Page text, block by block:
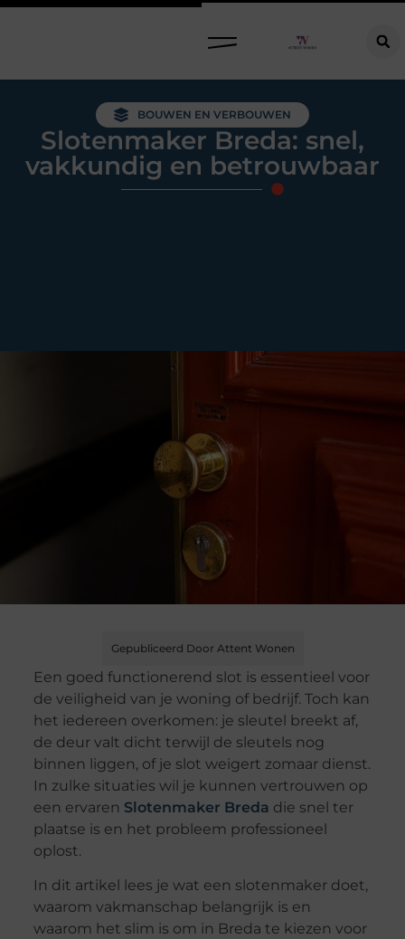
BOUWEN EN VERBOUWEN
Slotenmaker Breda: snel,
vakkundig en betrouwbaar
Gepubliceerd Door Attent Wonen
Een goed functionerend slot is essentieel voor
de veiligheid van je woning of bedrijf. Toch kan
het iedereen overkomen: je sleutel breekt af,
de deur valt dicht terwijl de sleutels nog
binnen liggen, of je slot weigert zomaar dienst.
In zulke situaties wil je kunnen vertrouwen op
een ervaren Slotenmaker Breda die snel ter
plaatse is en het probleem professioneel
oplost.
In dit artikel lees je wat een slotenmaker doet,
waarom vakmanschap belangrijk is en
waarom het slim is om in Breda te kiezen voor